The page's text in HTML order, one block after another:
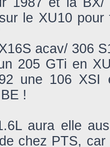
le XU10 pour
acav/ 306
205 GTi en
une 106 XSI
!
aura elle
chez PTS,